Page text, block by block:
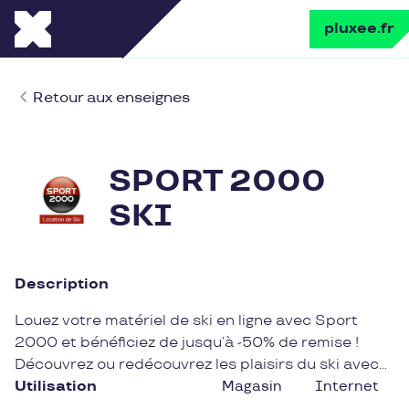
pluxee.fr
Retour aux enseignes
SPORT 2000
SKI
Description
Louez votre matériel de ski en ligne avec Sport
2000 et bénéficiez de jusqu’à -50% de remise !
Découvrez ou redécouvrez les plaisirs du ski avec
Sport 2000. Avec son réseau de plus de 230
Utilisation Magasin Internet